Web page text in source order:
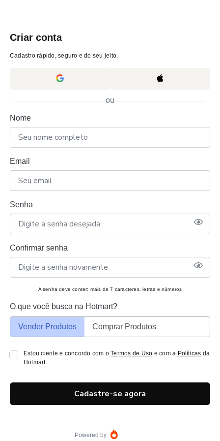
Criar conta
Cadastro rápido, seguro e do seu jeito.
ou
Nome
Email
Senha
Confirmar senha
A senha deve conter: mais de 7 caracteres, letras e números
O que você busca na Hotmart?
Vender Produtos Comprar Produtos
Estou ciente e concordo com oTermos de Uso e com a Políticas da
Hotmart.
Cadastre-se agora
Powered by